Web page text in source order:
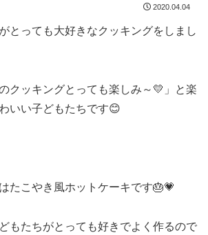
2020.04.04
とっても大好きなクッキングをしまし
クッキングとっても楽しみ～💛」と楽
いい子どもたちです😊
たこやき風ホットケーキです🎂💗
もたちがとっても好きでよく作るので